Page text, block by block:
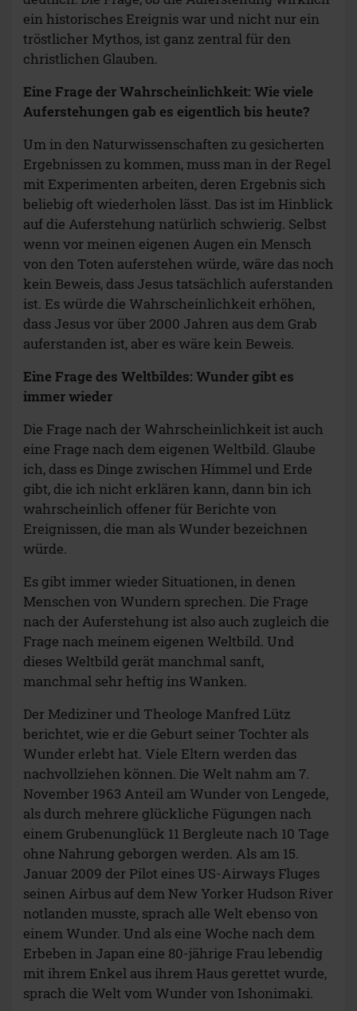
ein historisches Ereignis war und nicht nur ein
tröstlicher Mythos, ist ganz zentral für den
christlichen Glauben.
Eine Frage der Wahrscheinlichkeit: Wie viele
Auferstehungen gab es eigentlich bis heute?
Um in den Naturwissenschaften zu gesicherten
Ergebnissen zu kommen, muss man in der Regel
mit Experimenten arbeiten, deren Ergebnis sich
beliebig oft wiederholen lässt. Das ist im Hinblick
auf die Auferstehung natürlich schwierig. Selbst
wenn vor meinen eigenen Augen ein Mensch
von den Toten auferstehen würde, wäre das noch
kein Beweis, dass Jesus tatsächlich auferstanden
ist. Es würde die Wahrscheinlichkeit erhöhen,
dass Jesus vor über 2000 Jahren aus dem Grab
auferstanden ist, aber es wäre kein Beweis.
Eine Frage des Weltbildes: Wunder gibt es
immer wieder
Die Frage nach der Wahrscheinlichkeit ist auch
eine Frage nach dem eigenen Weltbild. Glaube
ich, dass es Dinge zwischen Himmel und Erde
gibt, die ich nicht erklären kann, dann bin ich
wahrscheinlich offener für Berichte von
Ereignissen, die man als Wunder bezeichnen
würde.
Es gibt immer wieder Situationen, in denen
Menschen von Wundern sprechen. Die Frage
nach der Auferstehung ist also auch zugleich die
Frage nach meinem eigenen Weltbild. Und
dieses Weltbild gerät manchmal sanft,
manchmal sehr heftig ins Wanken.
Der Mediziner und Theologe Manfred Lütz
berichtet, wie er die Geburt seiner Tochter als
Wunder erlebt hat. Viele Eltern werden das
nachvollziehen können. Die Welt nahm am 7.
November 1963 Anteil am Wunder von Lengede,
als durch mehrere glückliche Fügungen nach
einem Grubenunglück 11 Bergleute nach 10 Tage
ohne Nahrung geborgen werden. Als am 15.
Januar 2009 der Pilot eines US-Airways Fluges
seinen Airbus auf dem New Yorker Hudson River
notlanden musste, sprach alle Welt ebenso von
einem Wunder. Und als eine Woche nach dem
Erbeben in Japan eine 80-jährige Frau lebendig
mit ihrem Enkel aus ihrem Haus gerettet wurde,
sprach die Welt vom Wunder von Ishonimaki.